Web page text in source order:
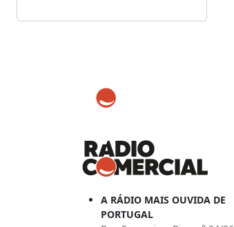
A RÁDIO MAIS OUVIDA DE
PORTUGAL